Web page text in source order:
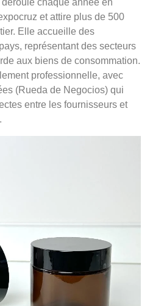
chaque année en
et attire plus de 500
Elle accueille des
représentant des secteurs
aux biens de consommation.
professionnelle, avec
(Rueda de Negocios) qui
entre les fournisseurs et